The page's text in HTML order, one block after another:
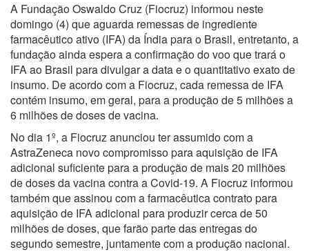
A Fundação Oswaldo Cruz (Fiocruz) informou neste
domingo (4) que aguarda remessas de ingrediente
farmacêutico ativo (IFA) da Índia para o Brasil, entretanto, a
fundação ainda espera a confirmação do voo que trará o
IFA ao Brasil para divulgar a data e o quantitativo exato de
insumo. De acordo com a Fiocruz, cada remessa de IFA
contém insumo, em geral, para a produção de 5 milhões a
6 milhões de doses de vacina.
No dia 1º, a Fiocruz anunciou ter assumido com a
AstraZeneca novo compromisso para aquisição de IFA
adicional suficiente para a produção de mais 20 milhões
de doses da vacina contra a Covid-19. A Fiocruz informou
também que assinou com a farmacêutica contrato para
aquisição de IFA adicional para produzir cerca de 50
milhões de doses, que farão parte das entregas do
segundo semestre, juntamente com a produção nacional.